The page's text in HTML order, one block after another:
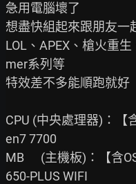
急用電腦壞了
想盡快組起來跟朋友一
LOL、APEX、槍火重
mer系列等
特效差不多能順跑就好
CPU (中央處理器)：【
en7 7700
MB      (主機板)：【含
650-PLUS WIFI